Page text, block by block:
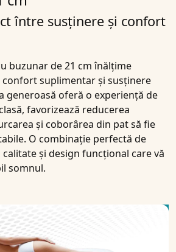
între susținere și confort
buzunar de 21 cm înălțime
suplimentar și susținere
generoasă oferă o experiență de
favorizează reducerea
și coborârea din pat să fie
O combinație perfectă de
și design funcțional care vă
somnul.